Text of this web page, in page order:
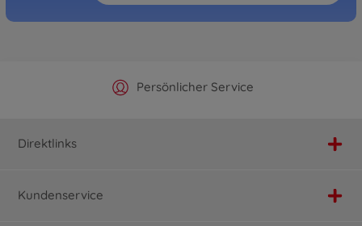
Offizieller Hersteller Shop
Persönlicher Service
Versandkostenfrei ab 25€
Schnelle Lieferung
Direktlinks
Kundenservice